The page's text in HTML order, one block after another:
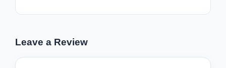
Leave a Review